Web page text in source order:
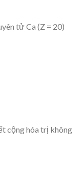
tử Ca (Z = 20)
cộng hóa trị không